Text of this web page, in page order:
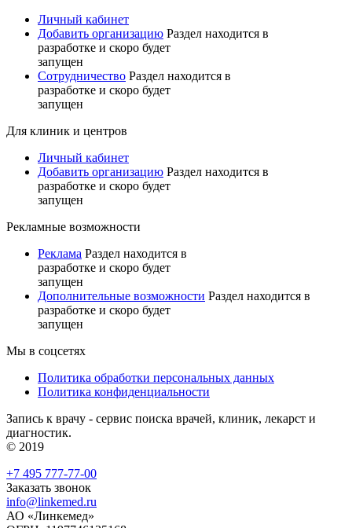
Личный кабинет
Добавить организацию Раздел находится в
разработке и скоро будет
запущен
Сотрудничество Раздел находится в
разработке и скоро будет
запущен
Для клиник и центров
Личный кабинет
Добавить организацию Раздел находится в
разработке и скоро будет
запущен
Рекламные возможности
Реклама Раздел находится в
разработке и скоро будет
запущен
Дополнительные возможности Раздел находится в
разработке и скоро будет
запущен
Мы в соцсетях
Политика обработки персональных данных
Политика конфиденциальности
Запись к врачу - сервис поиска врачей, клиник, лекарст и
диагностик.
© 2019
+7 495 777-77-00
Заказать звонок
info@linkemed.ru
АО «Линкемед»